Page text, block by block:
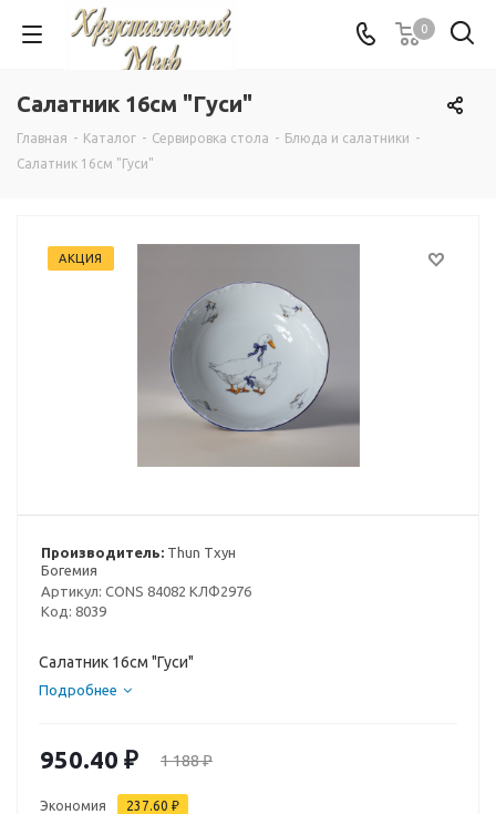
0
Салатник 16см "Гуси"
Главная - Каталог - Сервировка стола - Блюда и салатники -
Салатник 16см "Гуси"
АКЦИЯ
Производитель: Thun Тхун
Богемия
Артикул: CONS 84082 КЛФ2976
Код: 8039
Салатник 16см "Гуси"
Подробнее
950.40 ₽ 1 188₽
Экономия 237.60 ₽